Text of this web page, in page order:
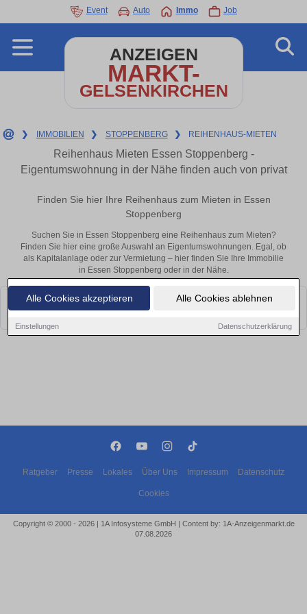
Alle Cookies akzeptieren Alle Cookies ablehnen
Einstellungen Datenschutzerklärung
Event Auto Immo Job
ANZEIGEN
MARKT-
GELSENKIRCHEN
❯ IMMOBILIEN ❯ STOPPENBERG ❯ REIHENHAUS-MIETEN
Reihenhaus Mieten Essen Stoppenberg -
Eigentumswohnung in der Nähe finden auch von privat
Finden Sie hier Ihre Reihenhaus zum Mieten in Essen
Stoppenberg
Suchen Sie in Essen Stoppenberg eine Reihenhaus zum Mieten?
Finden Sie hier eine große Auswahl an Eigentumswohnungen. Egal, ob
als Kapitalanlage oder zur Vermietung – hier finden Sie Ihre Immobilie
in Essen Stoppenberg oder in der Nähe.
Leider konnten wir derzeit keine passenden Objekte finden. Schauen Sie
bald wieder vorbei!
Ratgeber Presse Lokales Über Uns Impressum Datenschutz
Cookies
Copyright © 2000 - 2026 | 1A Infosysteme GmbH | Content by: 1A-Anzeigenmarkt.de
07.08.2026